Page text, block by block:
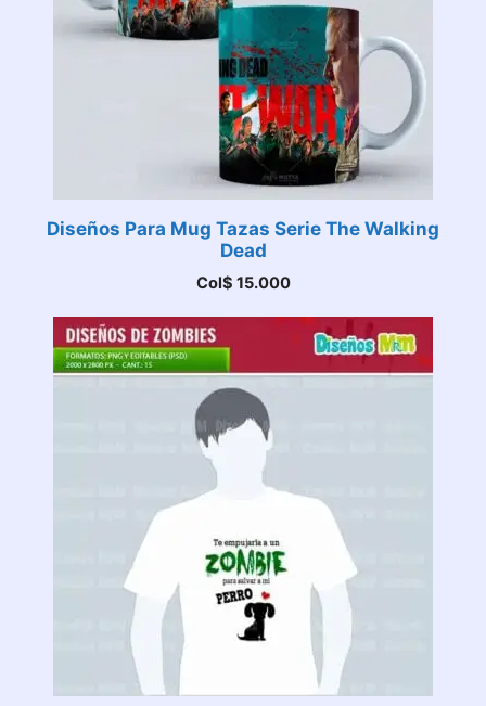
Diseños Para Mug Tazas Serie The Walking
Dead
Col$ 15.000